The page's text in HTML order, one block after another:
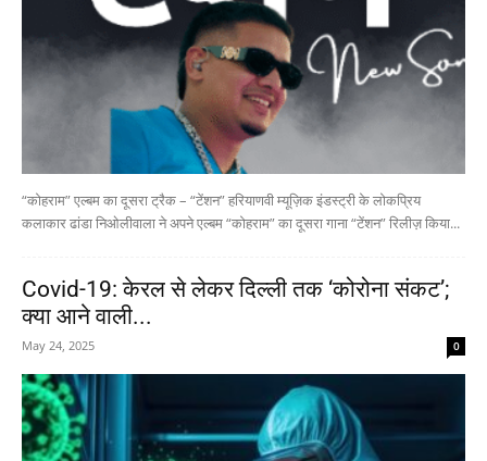
“कोहराम” एल्बम का दूसरा ट्रैक – “टेंशन” हरियाणवी म्यूज़िक इंडस्ट्री के लोकप्रिय
कलाकार ढांडा निओलीवाला ने अपने एल्बम “कोहराम” का दूसरा गाना “टेंशन” रिलीज़ किया...
Covid-19: केरल से लेकर दिल्ली तक ‘कोरोना संकट’;
क्या आने वाली...
May 24, 2025 0